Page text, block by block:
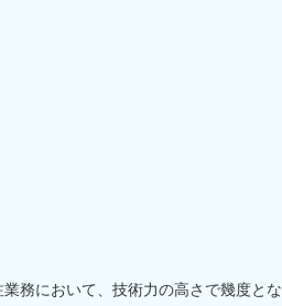
務において、技術力の高さで幾度とな